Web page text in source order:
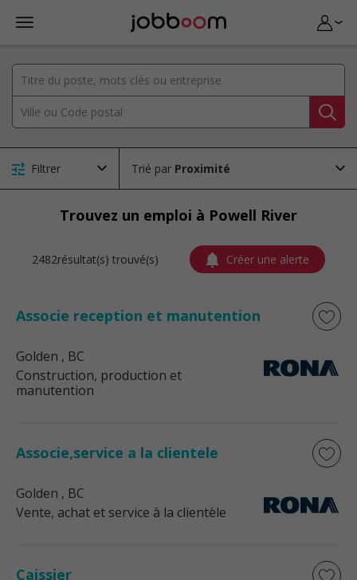
Filtrer Trié par
Trouvez un emploi à Powell River
2482résultat(s) trouvé(s) Créer une alerte
Associe reception et manutention
Golden , BC
Construction, production et
manutention
Associe,service a la clientele
Golden , BC
Vente, achat et service à la clientèle
Caissier